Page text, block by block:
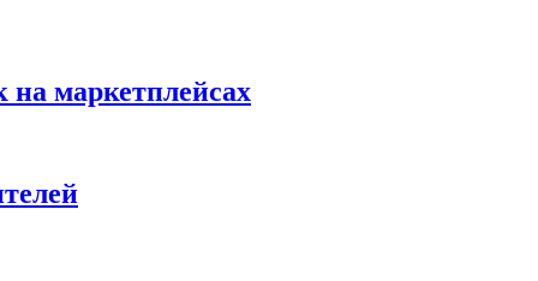
на маркетплейсах